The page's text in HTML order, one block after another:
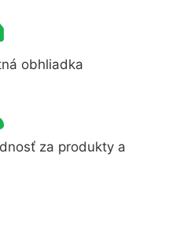
obhliadka
za produkty a